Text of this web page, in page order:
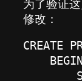
为了验证
修改：
CREATE